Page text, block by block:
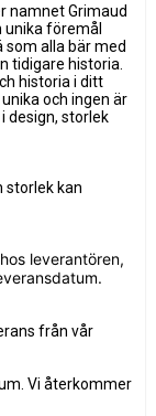
namnet Grimaud
föremål
alla bär med
tidigare historia.
historia i ditt
och ingen är
design, storlek
storlek kan
leverantören,
från vår
Vi återkommer